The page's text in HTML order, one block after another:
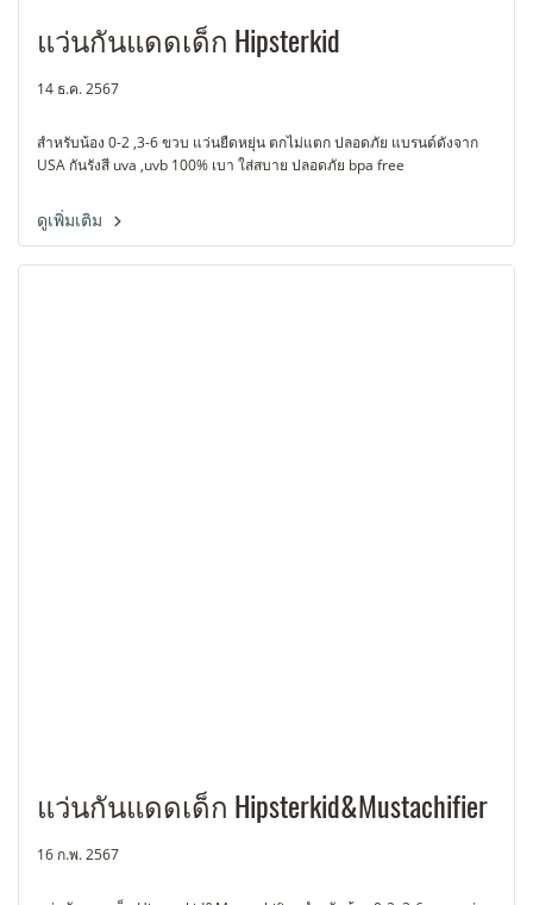
แว่นกันแดดเด็ก Hipsterkid
14 ธ.ค. 2567
สำหรับน้อง 0-2 ,3-6 ขวบ แว่นยืดหยุ่น ตกไม่แตก ปลอดภัย แบรนด์ดังจาก
USA กันรังสี uva ,uvb 100% เบา ใส่สบาย ปลอดภัย bpa free
ดูเพิ่มเติม
แว่นกันแดดเด็ก Hipsterkid&Mustachifier
16 ก.พ. 2567